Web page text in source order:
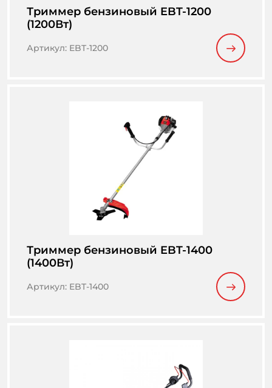
Триммер бензиновый EBT-1200
(1200Вт)
Артикул: EBT-1200
Триммер бензиновый EBT-1400
(1400Вт)
Артикул: EBT-1400